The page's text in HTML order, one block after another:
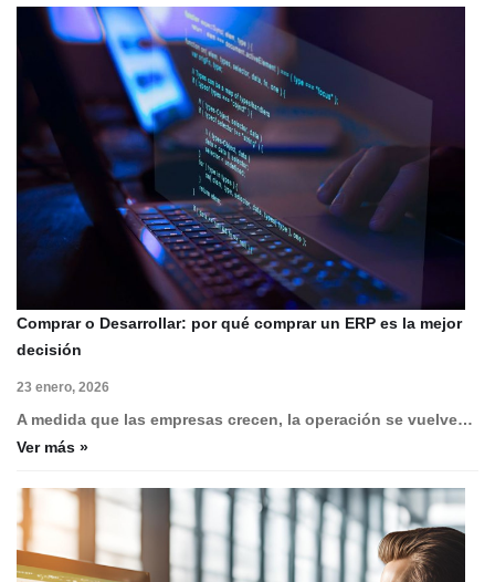
Comprar o Desarrollar: por qué comprar un ERP es la mejor
decisión
23 enero, 2026
A medida que las empresas crecen, la operación se vuelve…
Ver más »